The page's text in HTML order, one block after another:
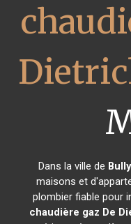
Dans la ville de
maisons et
plombier fiable pour
chaudière gaz De